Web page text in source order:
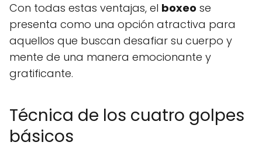
Con todas estas ventajas, el boxeo se
presenta como una opción atractiva para
aquellos que buscan desafiar su cuerpo y
mente de una manera emocionante y
gratificante.
Técnica de los cuatro golpes
básicos